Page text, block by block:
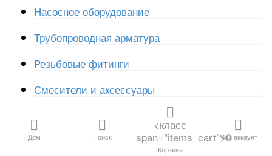
Трубы и
фитинги для
отопления и
водоснабжения
Резьбовые
Трубопроводная
Дом Поиск
<класс
span="items_cart">0
Корзина
Мой аккаунт
Насосное оборудование
Трубопроводная арматура
Резьбовые фитинги
Смесители и аксессуары
Унитазы, мойки, инсталляции